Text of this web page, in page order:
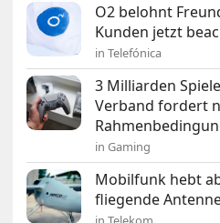
O2 belohnt
Kunden jetzt
in Telefónica
3 Milliarden
Verband fordert
in Gaming
Mobilfunk hebt
fliegende